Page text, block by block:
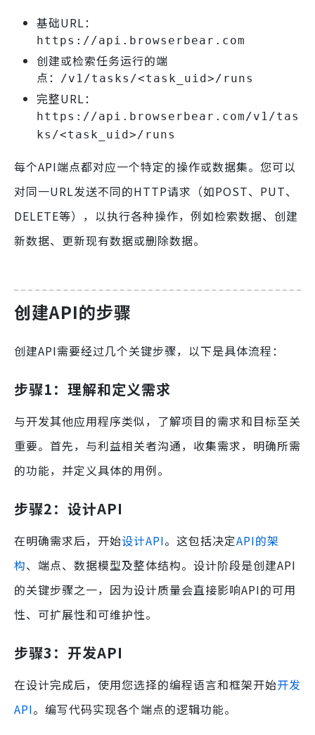
基础URL：
https://api.browserbear.com
创建或检索任务运行的端
点：
/v1/tasks/<task_uid>/runs
完整URL：
https://api.browserbear.com/v1/tas
ks/<task_uid>/runs
每个API端点都对应一个特定的操作或数据集。您可以
对同一URL发送不同的HTTP请求（如POST、PUT、
DELETE等），以执行各种操作，例如检索数据、创建
新数据、更新现有数据或删除数据。
创建API的步骤
创建API需要经过几个关键步骤，以下是具体流程：
步骤1：理解和定义需求
与开发其他应用程序类似，了解项目的需求和目标至关
重要。首先，与利益相关者沟通，收集需求，明确所需
的功能，并定义具体的用例。
步骤2：设计API
在明确需求后，开始设计API。这包括决定API的架
构、端点、数据模型及整体结构。设计阶段是创建API
的关键步骤之一，因为设计质量会直接影响API的可用
性、可扩展性和可维护性。
步骤3：开发API
在设计完成后，使用您选择的编程语言和框架开始开发
API。编写代码实现各个端点的逻辑功能。